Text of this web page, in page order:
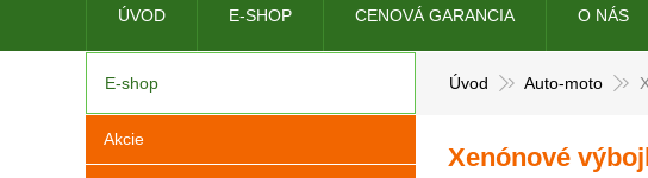
Úvod Auto-moto
Xenónové
E-shop
Akcie
ÚVOD E-SHOP CENOVÁ GARANCIA O NÁS